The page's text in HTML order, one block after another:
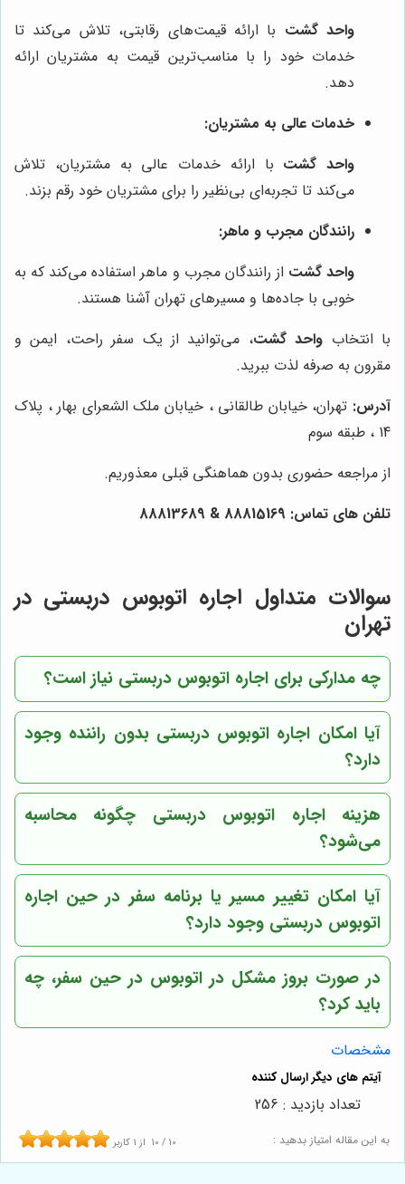
واحد گشت با ارائه قیمت‌های رقابتی، تلاش می‌کند تا
خدمات خود را با مناسب‌ترین قیمت به مشتریان ارائه
دهد.
خدمات عالی به مشتریان:
واحد گشت با ارائه خدمات عالی به مشتریان، تلاش
می‌کند تا تجربه‌ای بی‌نظیر را برای مشتریان خود رقم بزند.
رانندگان مجرب و ماهر:
واحد گشت از رانندگان مجرب و ماهر استفاده می‌کند که به
خوبی با جاده‌ها و مسیرهای تهران آشنا هستند.
با انتخاب واحد گشت، می‌توانید از یک سفر راحت، ایمن و
مقرون به صرفه لذت ببرید.
آدرس: تهران، خیابان طالقانی ، خیابان ملک الشعرای بهار ، پلاک
14 ، طبقه سوم
از مراجعه حضوری بدون هماهنگی قبلی معذوریم.
تلفن های تماس: 88815169 & 88813689
سوالات متداول اجاره اتوبوس دربستی در
تهران
چه مدارکی برای اجاره اتوبوس دربستی نیاز است؟
آیا امکان اجاره اتوبوس دربستی بدون راننده وجود
دارد؟
هزینه اجاره اتوبوس دربستی چگونه محاسبه
می‌شود؟
آیا امکان تغییر مسیر یا برنامه سفر در حین اجاره
اتوبوس دربستی وجود دارد؟
در صورت بروز مشکل در اتوبوس در حین سفر، چه
باید کرد؟
مشخصات
به این مقاله امتیاز بدهید : 10 / 10 از 1 کاربر
تعداد بازدید : 256